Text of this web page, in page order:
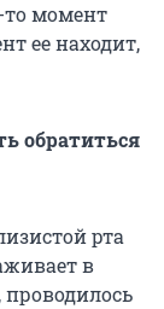
то момент
ее находит,
обратиться
рта
в
проводилось